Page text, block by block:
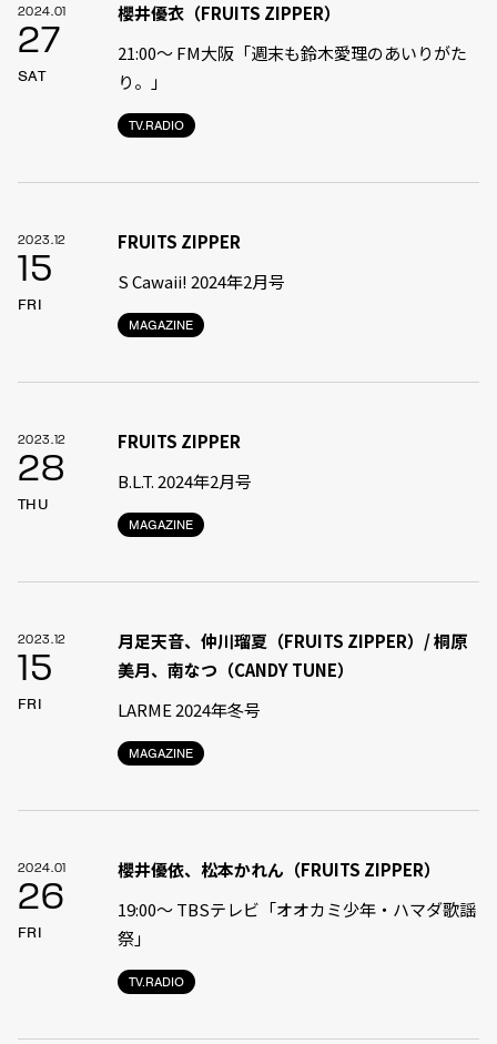
2024.01
27
SAT
TV.RADIO
櫻井優衣（FRUITS ZIPPER）
21:00〜 FM大阪「週末も鈴木愛理のあいりがた
り。」
2023.12
15
FRI
MAGAZINE
FRUITS ZIPPER
S Cawaii! 2024年2月号
2023.12
28
THU
MAGAZINE
FRUITS ZIPPER
B.L.T. 2024年2月号
2023.12
15
FRI
MAGAZINE
月足天音、仲川瑠夏（FRUITS ZIPPER）/ 桐原
美月、南なつ（CANDY TUNE）
LARME 2024年冬号
2024.01
26
FRI
TV.RADIO
櫻井優依、松本かれん（FRUITS ZIPPER）
19:00〜 TBSテレビ「オオカミ少年・ハマダ歌謡
祭」